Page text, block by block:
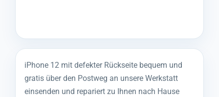
iPhone 12 mit defekter Rückseite bequem und
gratis über den Postweg an unsere Werkstatt
einsenden und repariert zu Ihnen nach Hause